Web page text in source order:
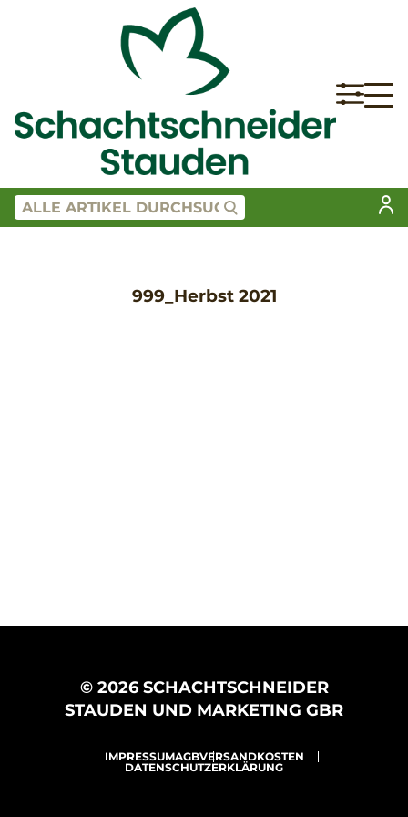
999_Herbst 2021
© 2026 SCHACHTSCHNEIDER
STAUDEN UND MARKETING GBR
IMPRESSUMAGBVERSANDKOSTEN
DATENSCHUTZERKLÄRUNG